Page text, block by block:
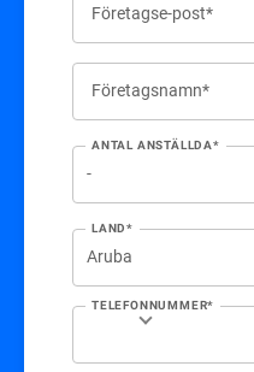
Företagse-post*
Företagsnamn*
ANTAL ANSTÄLLDA*
LAND*
TELEFONNUMMER*